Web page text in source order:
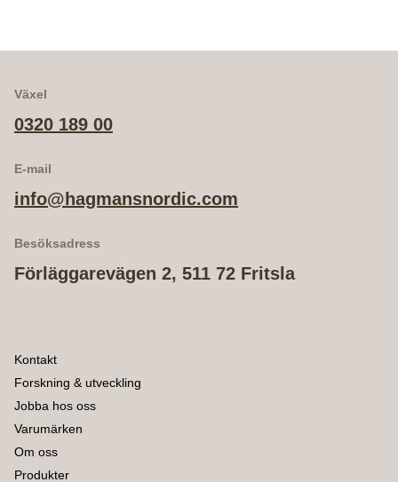
Växel
0320 189 00
E-mail
info@hagmansnordic.com
Besöksadress
Förläggarevägen 2, 511 72 Fritsla
Kontakt
Forskning & utveckling
Jobba hos oss
Varumärken
Om oss
Produkter